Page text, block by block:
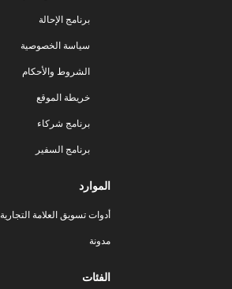
برنامج الإحالة
سياسة الخصوصية
الشروط والأحكام
خريطة الموقع
برنامج شركاء
برنامج السفير
الموارد
أدوات تسويق العلامة التجارية
مدونة
الفئات